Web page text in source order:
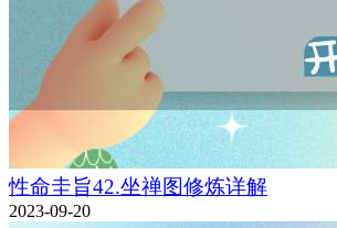
性命圭旨42.坐禅图修炼详解
2023-09-20